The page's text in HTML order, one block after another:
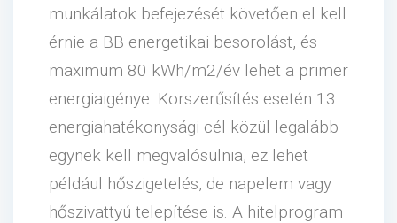
munkálatok befejezését követően el kell
érnie a BB energetikai besorolást, és
maximum 80 kWh/m2/év lehet a primer
energiaigénye. Korszerűsítés esetén 13
energiahatékonysági cél közül legalább
egynek kell megvalósulnia, ez lehet
például hőszigetelés, de napelem vagy
hőszivattyú telepítése is. A hitelprogram